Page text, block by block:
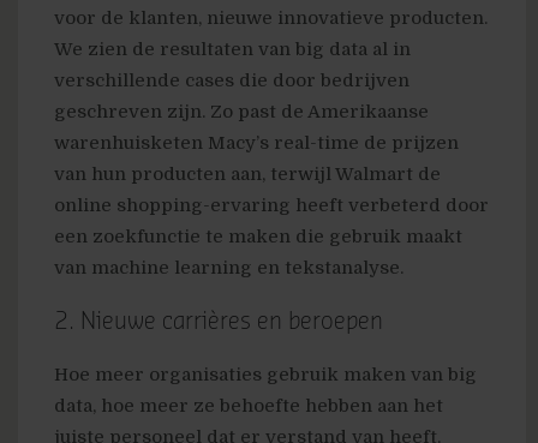
voor de klanten, nieuwe innovatieve producten.
We zien de resultaten van big data al in
verschillende cases die door bedrijven
geschreven zijn. Zo past de Amerikaanse
warenhuisketen Macy’s real-time de prijzen
van hun producten aan, terwijl Walmart de
online shopping-ervaring heeft verbeterd door
een zoekfunctie te maken die gebruik maakt
van machine learning en tekstanalyse.
2. Nieuwe carrières en beroepen
Hoe meer organisaties gebruik maken van big
data, hoe meer ze behoefte hebben aan het
juiste personeel dat er verstand van heeft.